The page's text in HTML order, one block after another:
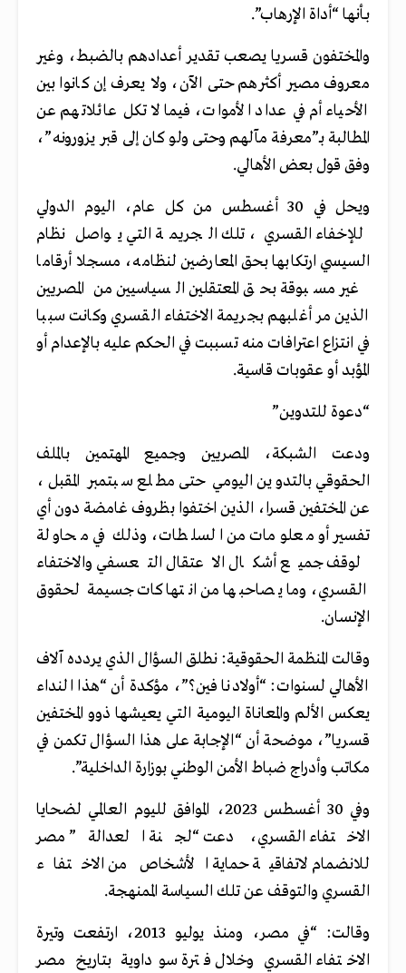
بـأنها “أداة الإرهاب”.
والمختفون قسريا يصعب تقدير أعدادهم بالضبط، وغير
معروف مصير أكثرهم حتى الآن، ولا يعرف إن كانوا بين
الأحياء أم في عداد الأموات، فيما لا تكل عائلاتهم عن
المطالبة بـ”معرفة مآلهم وحتى ولو كان إلى قبر يزورونه”،
وفق قول بعض الأهالي.
ويحل في 30 أغسطس من كل عام، اليوم الدولي
للإخفاء القسري، تلك الجريمة التي يواصل نظام
السيسي ارتكابها بحق المعارضين لنظامه، مسجلا أرقاما
غير مسبوقة بحق المعتقلين السياسيين من المصريين
الذين مر أغلبهم بجريمة الاختفاء القسري وكانت سببا
في انتزاع اعترافات منه تسببت في الحكم عليه بالإعدام أو
المؤبد أو عقوبات قاسية.
“دعوة للتدوين”
ودعت الشبكة، المصريين وجميع المهتمين بالملف
الحقوقي بالتدوين اليومي حتى مطلع سبتمبر المقبل،
عن المختفين قسرا، الذين اختفوا بظروف غامضة دون أي
تفسير أو معلومات من السلطات، وذلك في محاولة
لوقف جميع أشكال الاعتقال التعسفي والاختفاء
القسري، وما يصاحبها من انتهاكات جسيمة لحقوق
الإنسان.
وقالت المنظمة الحقوقية: نطلق السؤال الذي يردده آلاف
الأهالي لسنوات: “أولادنا فين؟”، مؤكدة أن “هذا النداء
يعكس الألم والمعاناة اليومية التي يعيشها ذوو المختفين
قسريا”، موضحة أن “الإجابة على هذا السؤال تكمن في
مكاتب وأدراج ضباط الأمن الوطني بوزارة الداخلية”.
وفي 30 أغسطس 2023، الموافق لليوم العالمي لضحايا
الاختفاء القسري، دعت “لجنة العدالة” مصر
للانضمام لاتفاقية حماية الأشخاص من الاختفاء
القسري والتوقف عن تلك السياسة الممنهجة.
وقالت: “في مصر، ومنذ يوليو 2013، ارتفعت وتيرة
الاختفاء القسري وخلال فترة سوداوية بتاريخ مصر